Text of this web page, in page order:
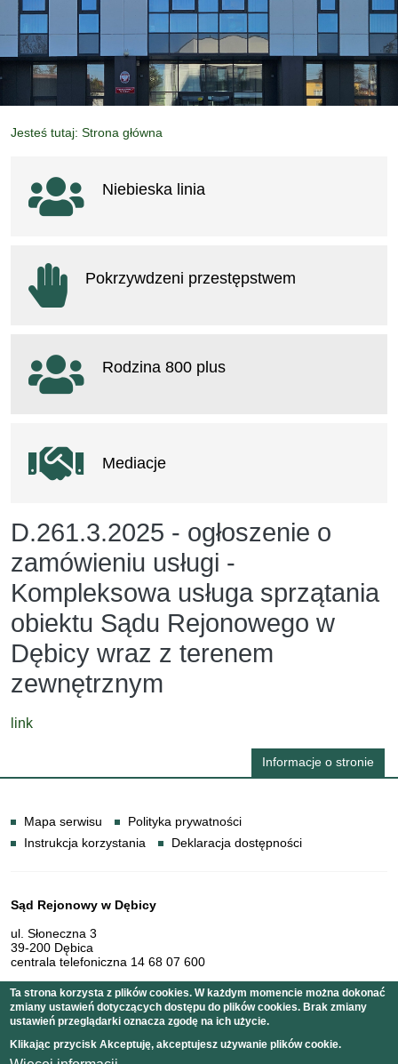
Jesteś tutaj: Strona główna
D.261.3.2025 - ogłoszenie o
zamówieniu usługi -
Kompleksowa usługa sprzątania
obiektu Sądu Rejonowego w
Dębicy wraz z terenem
zewnętrznym
link
Ważne linki
Niebieska linia
Pokrzywdzeni przestępstwem
Rodzina 800 plus
Mediacje
Informacje o stronie
Mapa serwisu
Polityka prywatności
Instrukcja korzystania
Deklaracja dostępności
Dane teleadresowe
Sąd Rejonowy w Dębicy
ul. Słoneczna 3
39-200 Dębica
centrala telefoniczna 14 68 07 600
Serwis pełni funkcję strony Biuletynu Informacji Publicznej
Ta strona korzysta z plików cookies. W każdym momencie można dokonać
zmiany ustawień dotyczących dostępu do plików cookies. Brak zmiany
ustawień przeglądarki oznacza zgodę na ich użycie.
Klikając przycisk Akceptuję, akceptujesz używanie plików cookie.